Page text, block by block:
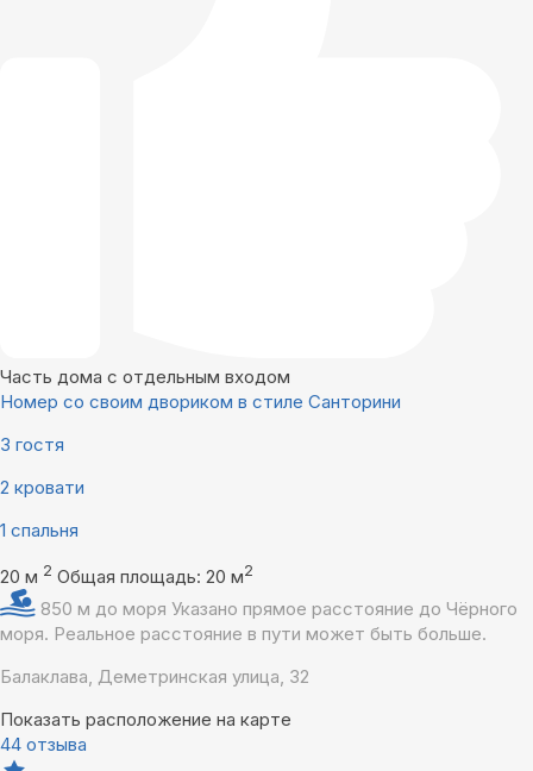
Часть дома с отдельным входом
Номер со своим двориком в стиле Санторини
3 гостя
2 кровати
1 спальня
20 м 2 Общая площадь: 20 м2
850 м до моря Указано прямое расстояние до Чёрного
моря. Реальное расстояние в пути может быть больше.
Балаклава, Деметринская улица, З2
Показать расположение на карте
44 отзыва